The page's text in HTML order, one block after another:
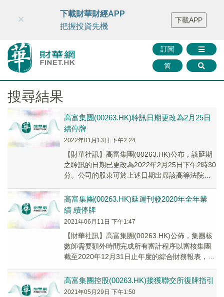
財華智庫網 FINTV FINMETA 財華證券 媒體矩陣
智庫沙龍
聯絡我們
訂閱
简
×
下載財華財經APP
把握投資先機
下載APP
搜尋結果
高富集團(00263.HK)聆訊日期更改為2月25日
續停牌
2022年01月13日 下午2:24
【財華社訊】高富集團(00263.HK)公布，該延期
之聆訊的日期已更改為2022年2月25日下午2時30
分。公司的股東可於上述日期出席該高等法院原
高富集團(00263.HK)延遲刊發2020年全年業
績 續停牌
2021年06月11日 下午1:47
【財華社訊】高富集團(00263.HK)公佈，集團核
數師需要額外時間完成所有審計程序以審核集團
截至2020年12月31日止年度的綜合財務報表，主
高富集團控股(00263.HK)接獲聯交所復牌指引
2021年05月29日 下午1:50